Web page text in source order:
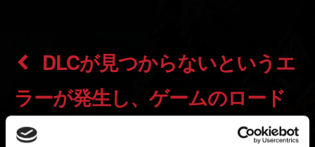
DLCが見つからないというエ
ラーが発生し、ゲームのロード
ができない